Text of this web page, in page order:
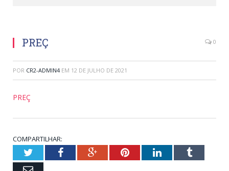
PREÇ 0
POR CR2-ADMIN4 EM 12 DE JULHO DE 2021
PREÇ
COMPARTILHAR:
TwitterFacebookGoogle+PinterestLinkedInTumblr